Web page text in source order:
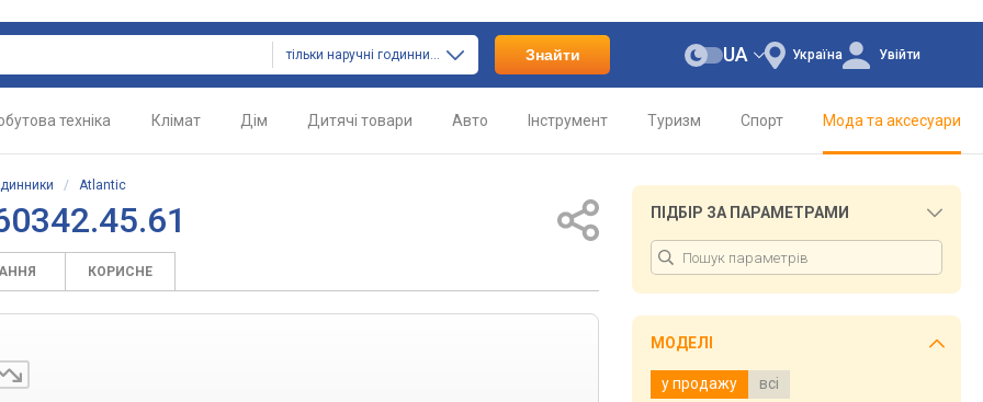
тільки наручні годинники Знайти Україна
UA Увійти
техніка Клімат Дім Дитячі товари Авто Інструмент Туризм Спорт Мода та аксесуари
/ Atlantic
КОРИСНЕ
ПІДБІР ЗА ПАРАМЕТРАМИ
МОДЕЛІ
у продажу всі